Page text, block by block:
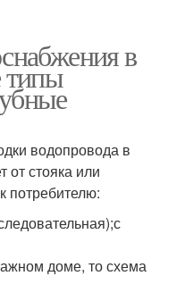
в
типы
водопровода в
от стояка или
потребителю:
доме, то схема